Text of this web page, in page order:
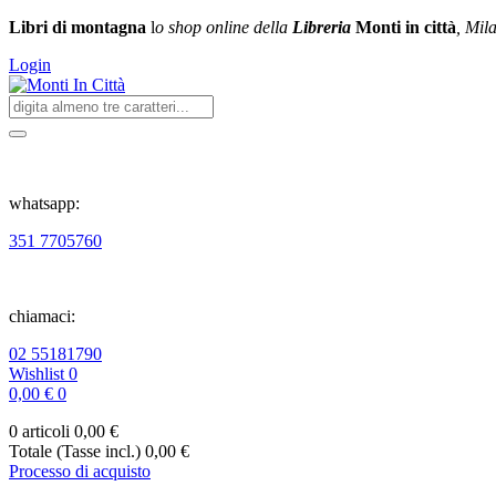
Libri di montagna lo shop online della Libreria Monti in città ,
Login
whatsapp:
351 7705760
chiamaci:
02 55181790
Wishlist 0
0,00 € 0
0 articoli 0,00 €
Totale (Tasse incl.) 0,00 €
Processo di acquisto